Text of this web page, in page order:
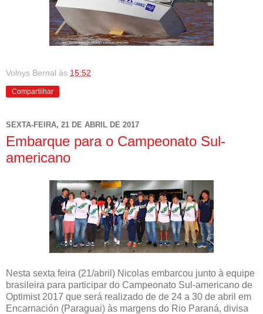
Volnys Bernal às 15:52
Compartilhar
SEXTA-FEIRA, 21 DE ABRIL DE 2017
Embarque para o Campeonato Sul-
americano
Nesta sexta feira (21/abril) Nicolas embarcou junto à equipe
brasileira para participar do Campeonato Sul-americano de
Optimist 2017 que será realizado de de 24 a 30 de abril em
Encarnación (Paraguai) às margens do Rio Paraná, divisa